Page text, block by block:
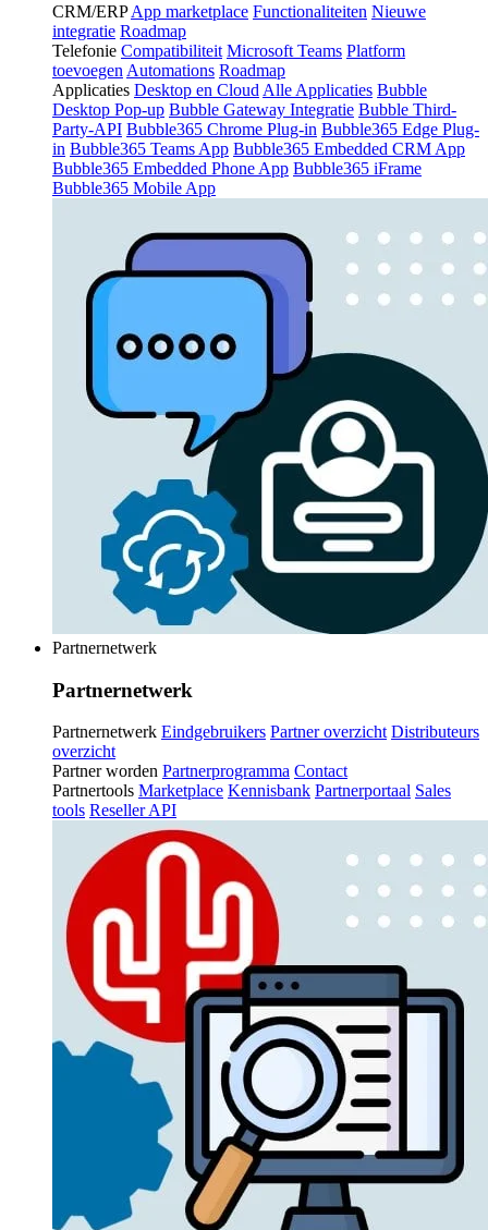
CRM/ERP App marketplace Functionaliteiten Nieuwe
integratie Roadmap
Telefonie Compatibiliteit Microsoft Teams Platform
toevoegen Automations Roadmap
Applicaties Desktop en Cloud Alle Applicaties Bubble
Desktop Pop-up Bubble Gateway Integratie Bubble Third-
Party-API Bubble365 Chrome Plug-in Bubble365 Edge Plug-
in Bubble365 Teams App Bubble365 Embedded CRM App
Bubble365 Embedded Phone App Bubble365 iFrame
Bubble365 Mobile App
Partnernetwerk
Partnernetwerk
Partnernetwerk Eindgebruikers Partner overzicht Distributeurs
overzicht
Partner worden Partnerprogramma Contact
Partnertools Marketplace Kennisbank Partnerportaal Sales
tools Reseller API